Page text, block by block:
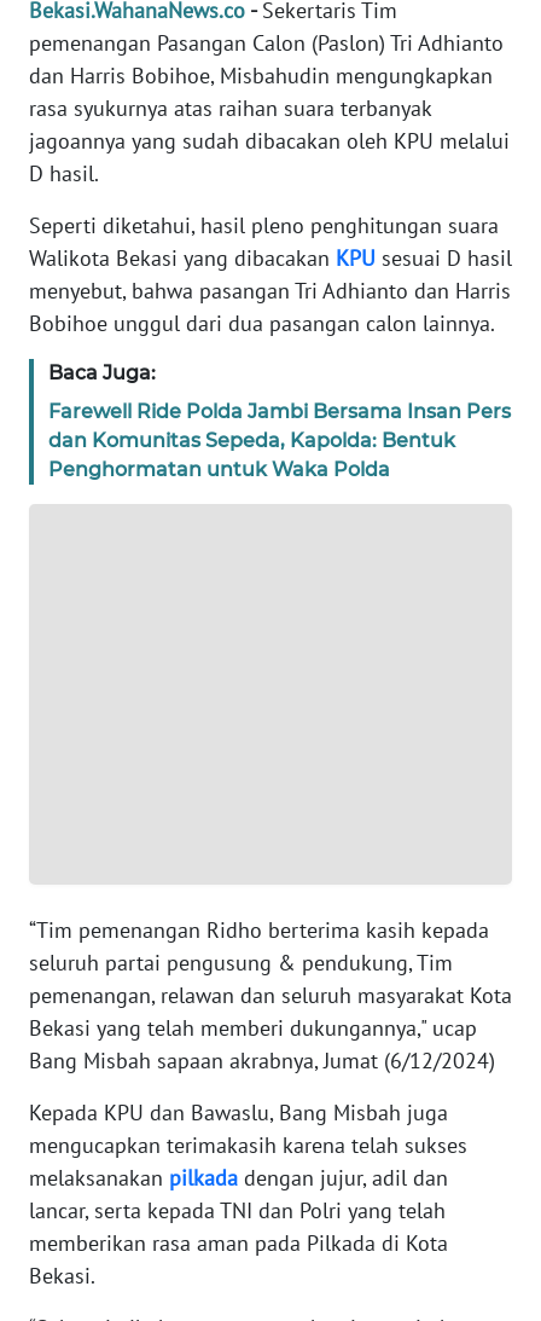
Bekasi.WahanaNews.co -Sekertaris Tim
pemenangan Pasangan Calon (Paslon) Tri Adhianto
dan Harris Bobihoe, Misbahudin mengungkapkan
rasa syukurnya atas raihan suara terbanyak
jagoannya yang sudah dibacakan oleh KPU melalui
D hasil.
Seperti diketahui, hasil pleno penghitungan suara
Walikota Bekasi yang dibacakan KPU sesuai D hasil
menyebut, bahwa pasangan Tri Adhianto dan Harris
Bobihoe unggul dari dua pasangan calon lainnya.
Baca Juga:
Farewell Ride Polda Jambi Bersama Insan Pers
dan Komunitas Sepeda, Kapolda: Bentuk
Penghormatan untuk Waka Polda
“Tim pemenangan Ridho berterima kasih kepada
seluruh partai pengusung & pendukung, Tim
pemenangan, relawan dan seluruh masyarakat Kota
Bekasi yang telah memberi dukungannya," ucap
Bang Misbah sapaan akrabnya, Jumat (6/12/2024)
Kepada KPU dan Bawaslu, Bang Misbah juga
mengucapkan terimakasih karena telah sukses
melaksanakan pilkada dengan jujur, adil dan
lancar, serta kepada TNI dan Polri yang telah
memberikan rasa aman pada Pilkada di Kota
Bekasi.
REDAKSI
KARIR
DISCLAIMER
Wahana
News
Regional
WN
WN
JAKARTA
WN
PAPUA
WN
PAPUA
BARAT
WN
WN
SERAMBI
WN
JAMBI